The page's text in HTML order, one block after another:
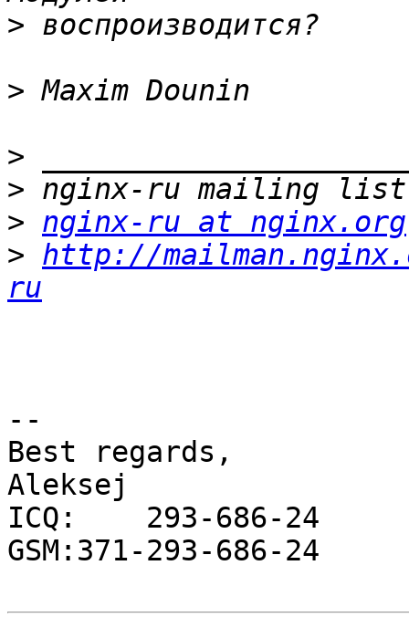
>
>
>
>
> nginx-ru at nginx.org
> http://
ru
--
Best regards,
Aleksej
ICQ:    293-686-24
GSM:371-293-686-24